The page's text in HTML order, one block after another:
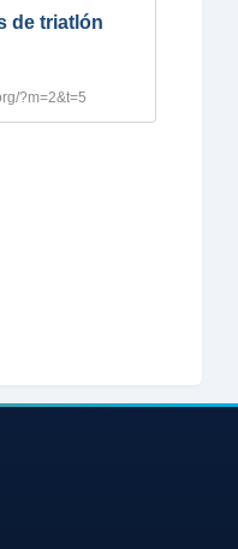
de triatlón
?m=2&t=5